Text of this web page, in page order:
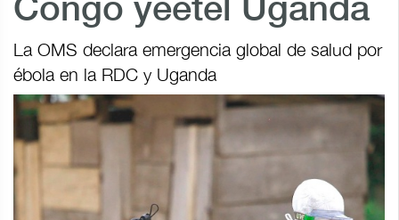
Congo yéetel Uganda
La OMS declara emergencia global de salud por
ébola en la RDC y Uganda